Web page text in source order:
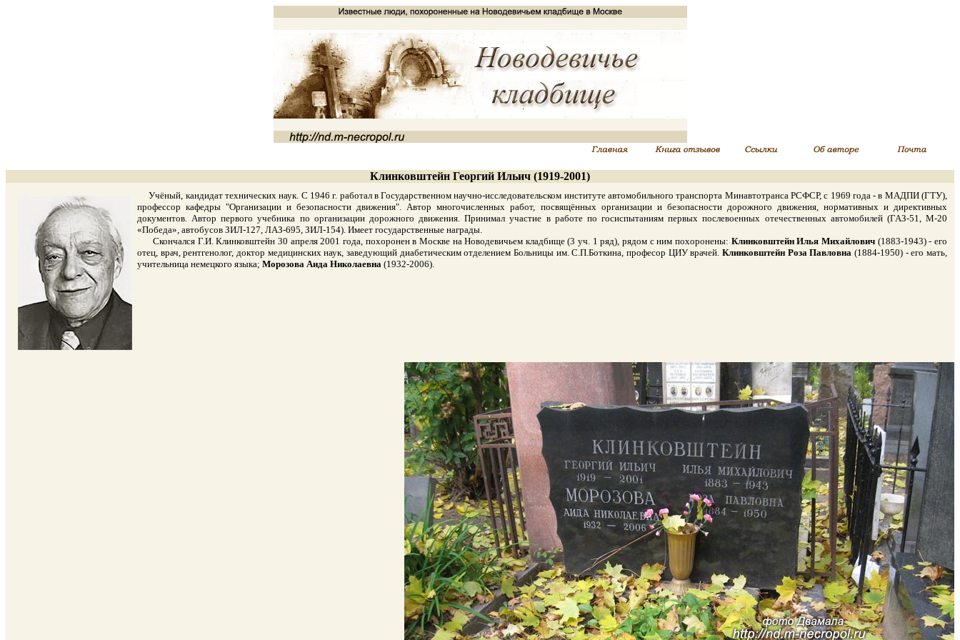
Клинковштейн Георгий Ильич (1919-2001)
Учёный, кандидат технических наук. С 1946 г. работал в Государственном научно-исследовательском институте автомобильного транспорта Минавтотранса РСФСР, с 1969 года - в МАДПИ (ГТУ),
профессор кафедры "Организации и безопасности движения". Автор многочисленных работ, посвящённых организации и безопасности дорожного движения, нормативных и директивных
документов. Автор первого учебника по организации дорожного движения. Принимал участие в работе по госиспытаниям первых послевоенных отечественных автомобилей (ГАЗ-51, М-20
«Победа», автобусов ЗИЛ-127, ЛАЗ-695, ЗИЛ-154). Имеет государственные награды.
Скончался Г.И. Клинковштейн 30 апреля 2001 года, похоронен в Москве на Новодевичьем кладбище (3 уч. 1 ряд), рядом с ним похоронены: Клинковштейн Илья Михайлович (1883-1943) - его
отец, врач, рентгенолог, доктор медицинских наук, заведующий диабетическим отделением Больницы им. С.П.Боткина, професор ЦИУ врачей. Клинковштейн Роза Павловна (1884-1950) - его мать,
учительница немецкого языка; Морозова Аида Николаевна (1932-2006).